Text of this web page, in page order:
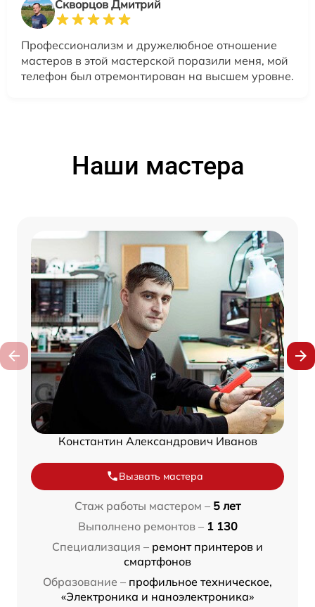
Скворцов Дмитрий
Профессионализм и дружелюбное отношение
мастеров в этой мастерской поразили меня, мой
телефон был отремонтирован на высшем уровне.
Наши мастера
Константин Александрович Иванов
Вызвать мастера
Стаж работы мастером – 5 лет
Выполнено ремонтов – 1 130
Специализация – ремонт принтеров и
смартфонов
Образование – профильное техническое,
«Электроника и наноэлектроника»